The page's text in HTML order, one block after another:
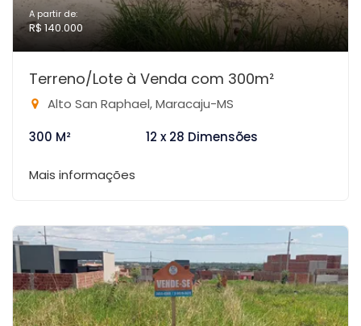
A partir de:
R$ 140.000
Terreno/Lote à Venda com 300m²
Alto San Raphael, Maracaju-MS
300 M²
12 x 28 Dimensões
Mais informações